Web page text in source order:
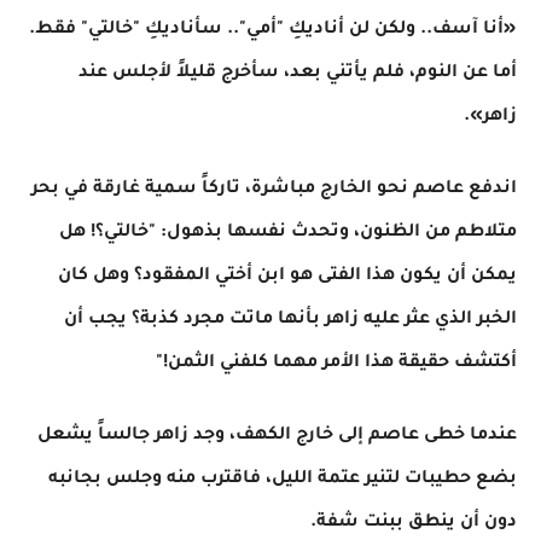
«أنا آسف.. ولكن لن أناديكِ "أمي".. سأناديكِ "خالتي" فقط.
أما عن النوم، فلم يأتني بعد، سأخرج قليلاً لأجلس عند
زاهر».
​اندفع عاصم نحو الخارج مباشرة، تاركاً سمية غارقة في بحر
متلاطم من الظنون، وتحدث نفسها بذهول: "خالتي؟! هل
يمكن أن يكون هذا الفتى هو ابن أختي المفقود؟ وهل كان
الخبر الذي عثر عليه زاهر بأنها ماتت مجرد كذبة؟ يجب أن
أكتشف حقيقة هذا الأمر مهما كلفني الثمن!"
​عندما خطى عاصم إلى خارج الكهف، وجد زاهر جالساً يشعل
بضع حطيبات لتنير عتمة الليل، فاقترب منه وجلس بجانبه
دون أن ينطق ببنت شفة.